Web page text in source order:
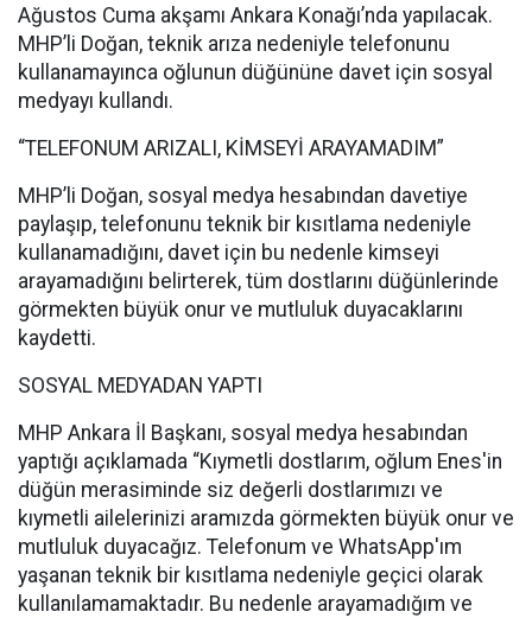
Ağustos Cuma akşamı Ankara Konağı’nda yapılacak.
MHP’li Doğan, teknik arıza nedeniyle telefonunu
kullanamayınca oğlunun düğününe davet için sosyal
medyayı kullandı.
“TELEFONUM ARIZALI, KİMSEYİ ARAYAMADIM”
MHP’li Doğan, sosyal medya hesabından davetiye
paylaşıp, telefonunu teknik bir kısıtlama nedeniyle
kullanamadığını, davet için bu nedenle kimseyi
arayamadığını belirterek, tüm dostlarını düğünlerinde
görmekten büyük onur ve mutluluk duyacaklarını
kaydetti.
SOSYAL MEDYADAN YAPTI
MHP Ankara İl Başkanı, sosyal medya hesabından
yaptığı açıklamada “Kıymetli dostlarım, oğlum Enes'in
düğün merasiminde siz değerli dostlarımızı ve
kıymetli ailelerinizi aramızda görmekten büyük onur ve
mutluluk duyacağız. Telefonum ve WhatsApp'ım
yaşanan teknik bir kısıtlama nedeniyle geçici olarak
kullanılamamaktadır. Bu nedenle arayamadığım ve